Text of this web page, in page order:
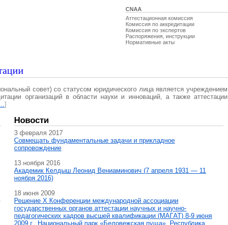
CNAA
Аттестационная комиссия
Комиссия по аккредитации
Комиссия по экспертов
Распоряжения, инструкции
Нормативные акты
совет) со статусом юридического лица является учреждением
организаций в области науки и инноваций, а также аттестации
]
Новости
3 февраля 2017
Совмещать фундаментальные задачи и прикладное
сопровождение
13 ноября 2016
Академик Келдыш Леонид Вениаминович (7 апреля 1931 — 11
ноября 2016)
18 июня 2009
Решение X Конференции международной ассоциации
государственных органов аттестации научных и научно-
педагогических кадров высшей квалификации (МАГAT) 8-9 июня
2009 г., Национальный парк «Беловежская пуща», Республика